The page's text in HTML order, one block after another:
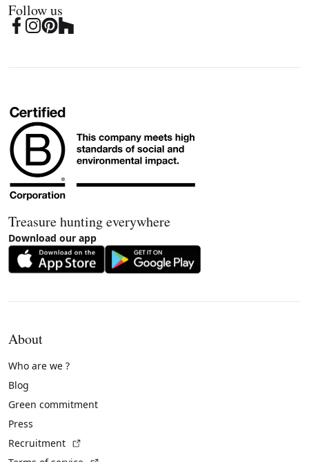
Follow us
Treasure hunting everywhere
Download our app
About
Who are we ?
Blog
Green commitment
Press
Recruitment